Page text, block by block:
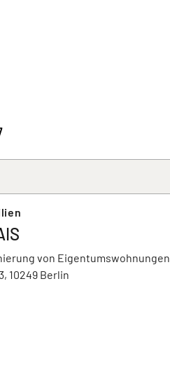
von Eigentumswohnungen
10249 Berlin